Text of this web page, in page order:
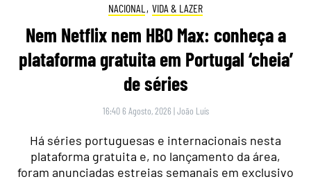
NACIONAL , VIDA & LAZER
Nem Netflix nem HBO Max: conheça a
plataforma gratuita em Portugal ‘cheia’
de séries
16:40 6 Agosto, 2026 |João Luís
Há séries portuguesas e internacionais nesta
plataforma gratuita e, no lançamento da área,
foram anunciadas estreias semanais em exclusivo